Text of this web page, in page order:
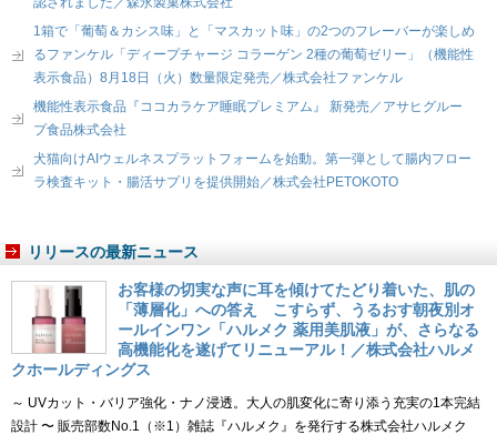
1箱で「葡萄＆カシス味」と「マスカット味」の2つのフレーバーが楽しめ
るファンケル「ディープチャージ コラーゲン 2種の葡萄ゼリー」（機能性
表示食品）8月18日（火）数量限定発売／株式会社ファンケル
機能性表示食品『ココカラケア睡眠プレミアム』 新発売／アサヒグルー
プ食品株式会社
犬猫向けAIウェルネスプラットフォームを始動。第一弾として腸内フロー
ラ検査キット・腸活サプリを提供開始／株式会社PETOKOTO
リリースの最新ニュース
お客様の切実な声に耳を傾けてたどり着いた、肌の
「薄層化」への答え こすらず、うるおす朝夜別オ
ールインワン「ハルメク 薬用美肌液」が、さらなる
高機能化を遂げてリニューアル！／株式会社ハルメ
クホールディングス
～ UVカット・バリア強化・ナノ浸透。大人の肌変化に寄り添う充実の1本完結
設計 〜 販売部数No.1（※1）雑誌『ハルメク』を発行する株式会社ハルメク